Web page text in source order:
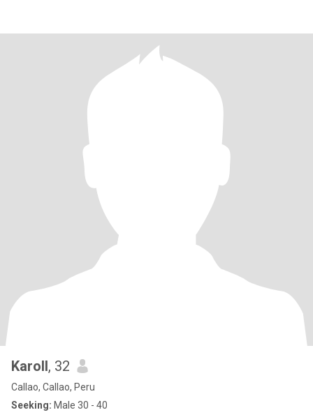
Karoll, 32
Callao, Callao, Peru
Seeking: Male 30 - 40